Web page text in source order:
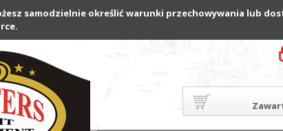
samodzielnie określić warunki przechowywania lub